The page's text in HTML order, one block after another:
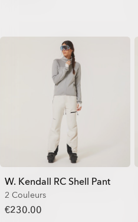
W. Kendall RC Shell Pant
2 Couleurs
€230.00